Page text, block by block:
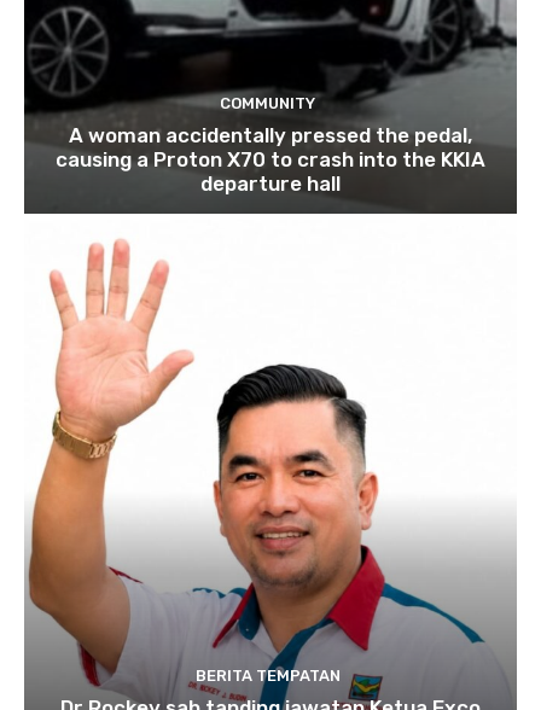
COMMUNITY
A woman accidentally pressed the pedal,
causing a Proton X70 to crash into the KKIA
departure hall
BERITA TEMPATAN